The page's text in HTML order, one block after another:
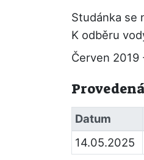
Studánka se
K odběru
Červen 2019
Datum
14.05.2025